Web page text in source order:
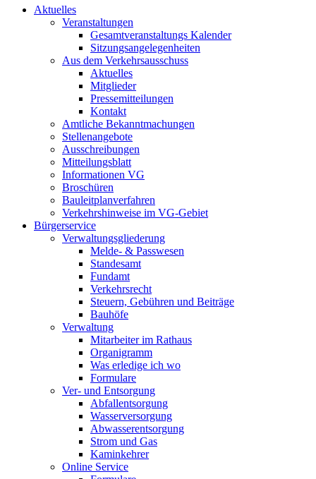
Aktuelles
Veranstaltungen
Gesamtveranstaltungs Kalender
Sitzungsangelegenheiten
Aus dem Verkehrsausschuss
Aktuelles
Mitglieder
Pressemitteilungen
Kontakt
Amtliche Bekanntmachungen
Stellenangebote
Ausschreibungen
Mitteilungsblatt
Informationen VG
Broschüren
Bauleitplanverfahren
Verkehrshinweise im VG-Gebiet
Bürgerservice
Verwaltungsgliederung
Melde- & Passwesen
Standesamt
Fundamt
Verkehrsrecht
Steuern, Gebühren und Beiträge
Bauhöfe
Verwaltung
Mitarbeiter im Rathaus
Organigramm
Was erledige ich wo
Formulare
Ver- und Entsorgung
Abfallentsorgung
Wasserversorgung
Abwasserentsorgung
Strom und Gas
Kaminkehrer
Online Service